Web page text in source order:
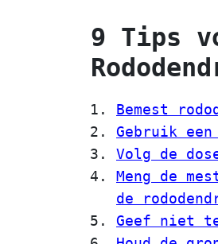
9 Tips
Bemest
Gebruik
Volg de
Meng de
de
Geef niet